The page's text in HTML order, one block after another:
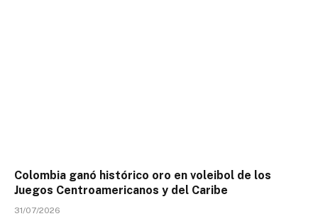
Colombia ganó histórico oro en voleibol de los
Juegos Centroamericanos y del Caribe
31/07/2026